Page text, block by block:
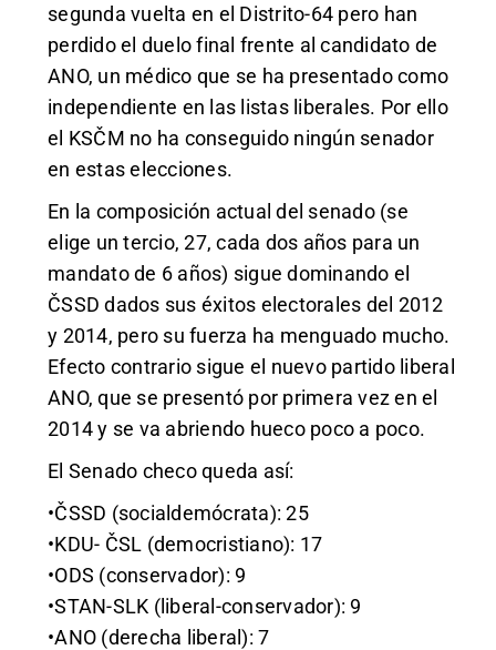
segunda vuelta en el Distrito-64 pero han
perdido el duelo final frente al candidato de
ANO, un médico que se ha presentado como
independiente en las listas liberales. Por ello
el KSČM no ha conseguido ningún senador
en estas elecciones.
En la composición actual del senado (se
elige un tercio, 27, cada dos años para un
mandato de 6 años) sigue dominando el
ČSSD dados sus éxitos electorales del 2012
y 2014, pero su fuerza ha menguado mucho.
Efecto contrario sigue el nuevo partido liberal
ANO, que se presentó por primera vez en el
2014 y se va abriendo hueco poco a poco.
El Senado checo queda así:
•ČSSD (socialdemócrata): 25
•KDU- ČSL (democristiano): 17
•ODS (conservador): 9
•STAN-SLK (liberal-conservador): 9
•ANO (derecha liberal): 7